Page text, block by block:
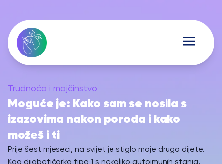
Trudnoća i majčinstvo
Moguće je: Kako sam se nosila s
izazovima nakon poroda i kako
možeš i ti
Prije šest mjeseci, na svijet je stiglo moje drugo dijete.
Kao dijabetičarka tipa 1 s nekoliko autoimunih stanja,